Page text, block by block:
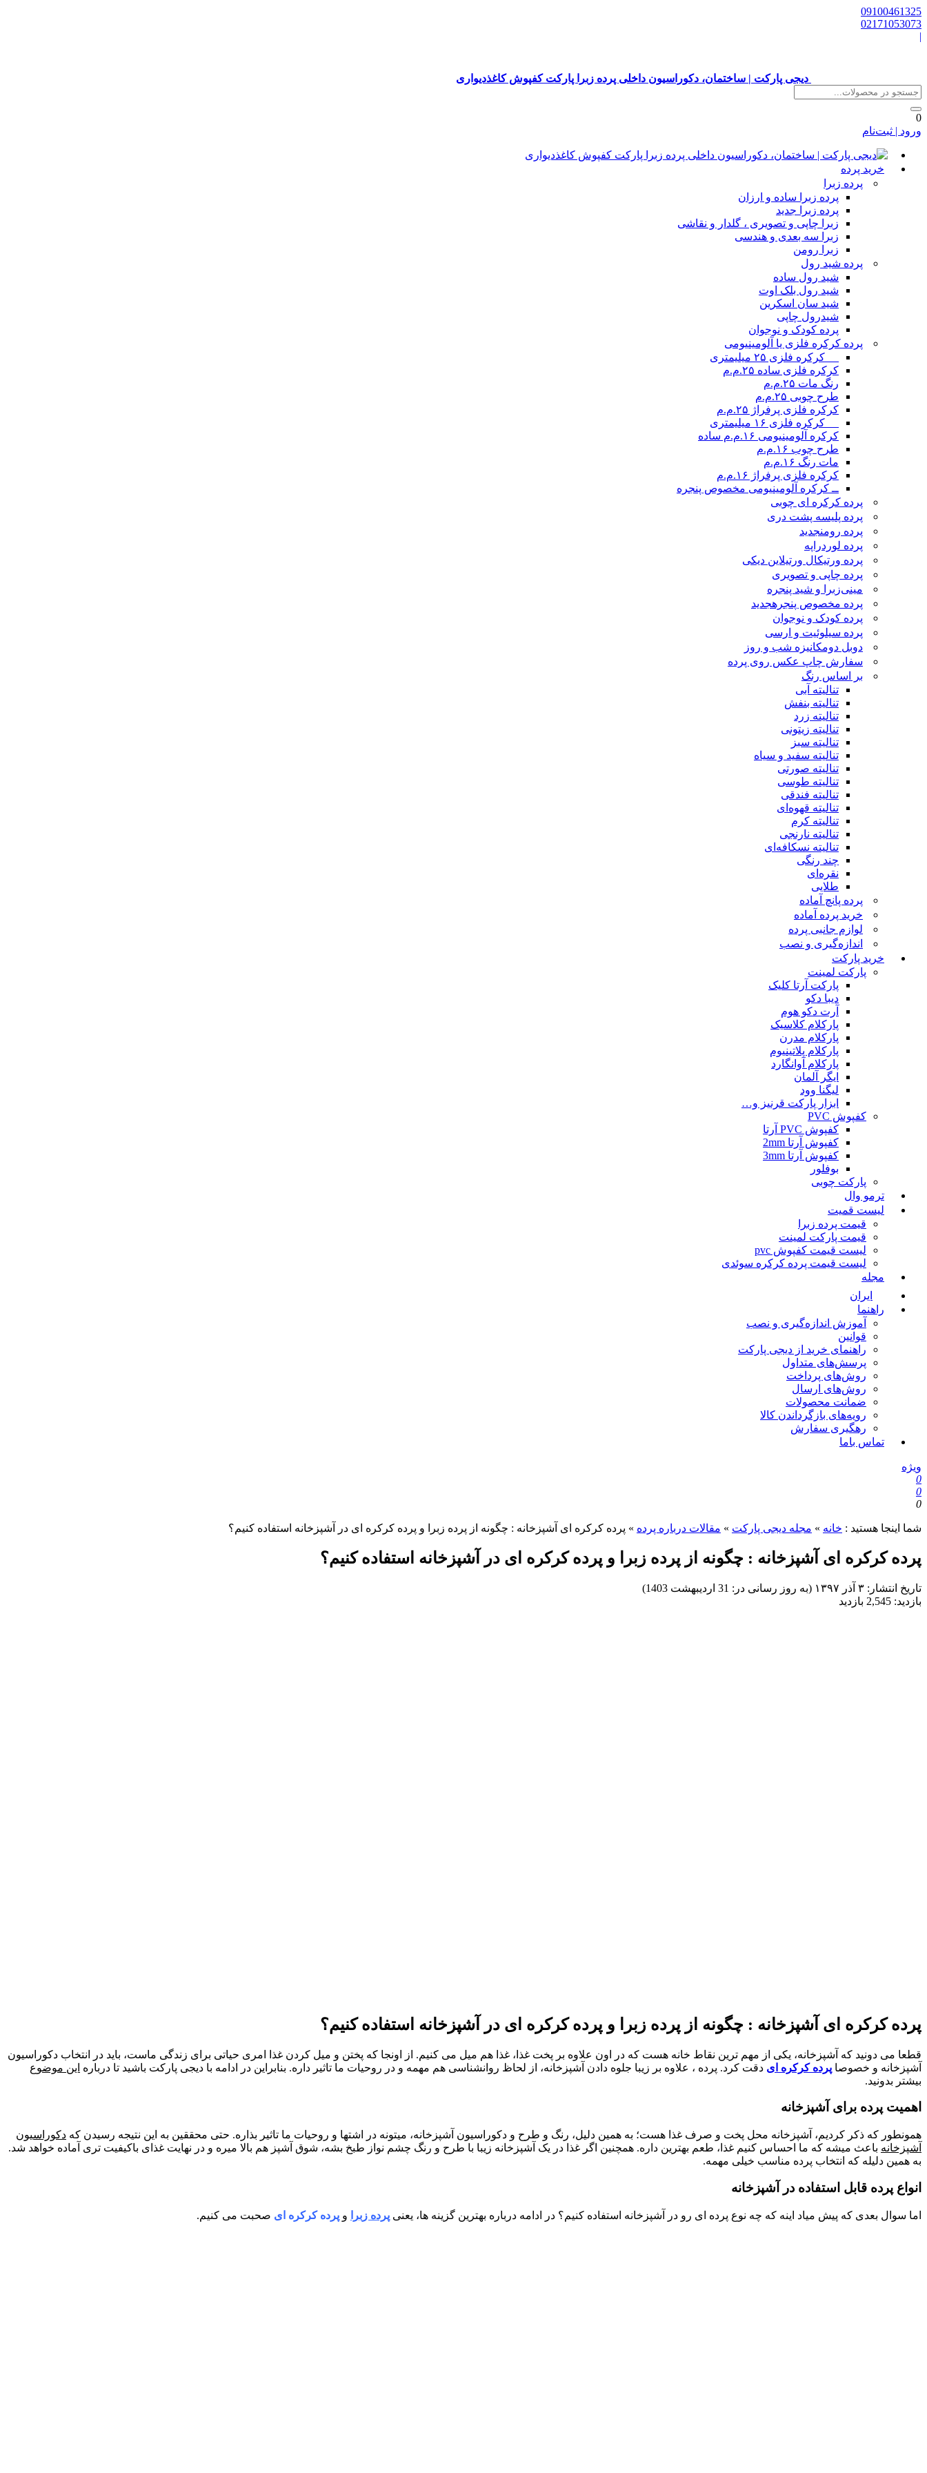
09100461325
02171053073
|
دیجی پارکت | ساختمان، دکوراسیون داخلی پرده زبرا پارکت کفپوش کاغذدیواری
0
ورود | ثبت‌نام
خرید پرده
پرده زبرا
پرده زبرا ساده و ارزان
پرده زبرا جدید
زبرا چاپی و تصویری ، گلدار و نقاشی
زبرا سه بعدی و هندسی
زبرا رومن
پرده شید رول
شید رول ساده
شید رول بلک اوت
شید سان اسکرین
شیدرول چاپی
پرده کودک و نوجوان
پرده کرکره فلزی یا آلومینیومی
__ کرکره فلزی ۲۵ میلیمتری
کرکره فلزی ساده ۲۵.م.م
رنگ مات ۲۵.م.م
طرح چوبی ۲۵.م.م
کرکره فلزی پرفراژ ۲۵.م.م
__ کرکره فلزی ۱۶ میلیمتری
کرکره آلومینیومی ۱۶.م.م ساده
طرح چوب ۱۶.م.م
مات رنگ ۱۶.م.م
کرکره فلزی پرفراژ ۱۶.م.م
ــ کرکره آلومینیومی مخصوص پنجره
پرده کرکره ای چوبی
پرده پلیسه پشت دری
پرده رومنجدید
پرده لوردراپه
پرده ورتیکال ورتیلاین دیکی
پرده چاپی و تصویری
مینی‌زبرا و شید پنجره
پرده مخصوص پنجرهجدید
پرده کودک و نوجوان
پرده سیلوئیت و ارسی
دوبل دومکانیزه شب و روز
سفارش چاپ عکس روی پرده
بر اساس رنگ
تنالیته آبی
تنالیته بنفش
تنالیته زرد
تنالیته زیتونی
تنالیته سبز
تنالیته سفید و سیاه
تنالیته صورتی
تنالیته طوسی
تنالیته فندقی
تنالیته قهوه‌ای
تنالیته کرم
تنالیته نارنجی
تنالیته نسکافه‌ای
چند رنگی
نقره‌ای
طلایی
پرده پانچ آماده
خرید پرده آماده
لوازم جانبی پرده
اندازه‌گیری و نصب
خرید پارکت
پارکت لمینت
پارکت آرتا کلیک
دیبا دکو
آرت دکو هوم
پارکلام کلاسیک
پارکلام مدرن
پارکلام پلاتینیوم
پارکلام آوانگارد
ایگر آلمان
لیگنا وود
ابزار پارکت قرنیز و…
کفپوش PVC
کفپوش PVC آرتا
کفپوش آرتا 2mm
کفپوش آرتا 3mm
بوفلور
پارکت چوبی
ترمو وال
لیست قمیت
قیمت پرده زبرا
قیمت پارکت لمینت
لیست قیمت کفپوش pvc
لیست قیمت پرده کرکره سوئدی
مجله
ایران
راهنما
آموزش اندازه‌گیری و نصب
قوانین
راهنمای خرید از دیجی پارکت
پرسش‌های متداول
روش‌های پرداخت
روش‌های ارسال
ضمانت محصولات
رویه‌های بازگرداندن کالا
رهگیری سفارش
تماس باما
ویژه
0
0
0
شما اینجا هستید : خانه » مجله دیجی پارکت » مقالات درباره پرده » پرده کرکره ای آشپزخانه : چگونه از پرده زبرا و پرده کرکره ای در آشپزخانه استفاده کنیم؟
پرده کرکره ای آشپزخانه : چگونه از پرده زبرا و پرده کرکره ای در آشپزخانه استفاده کنیم؟
تاریخ انتشار: ۳ آذر ۱۳۹۷ (به روز رسانی در: 31 اردیبهشت 1403)
بازدید: 2,545 بازدید
پرده کرکره ای آشپزخانه : چگونه از پرده زبرا و پرده کرکره ای در آشپزخانه استفاده کنیم؟
قطعا می دونید که آشپزخانه، یکی از مهم ترین نقاط خانه هست که در اون علاوه بر پخت غذا، غذا هم میل می کنیم. از اونجا که پختن و میل کردن غذا امری حیاتی برای زندگی ماست، باید در انتخاب دکوراسیون
آشپزخانه و خصوصا پرده کرکره ای دقت کرد. پرده ، علاوه بر زیبا جلوه دادن آشپزخانه، از لحاظ روانشناسی هم مهمه و در روحیات ما تاثیر داره. بنابراین در ادامه با دیجی پارکت باشید تا درباره این موضوع
بیشتر بدونید.
اهمیت پرده برای آشپزخانه
همونطور که ذکر کردیم، آشپزخانه محل پخت و صرف غذا هست؛ به همین دلیل، رنگ و طرح و دکوراسیون آشپزخانه، میتونه در اشتها و روحیات ما تاثیر بذاره. حتی محققین به این نتیجه رسیدن که دکوراسیون
آشپزخانه باعث میشه که ما احساس کنیم غذا، طعم بهترین داره. همچنین اگر غذا در یک آشپزخانه زیبا با طرح و رنگ چشم نواز طبخ بشه، شوق آشپز هم بالا میره و در نهایت غذای باکیفیت تری آماده خواهد شد.
به همین دلیله که انتخاب پرده مناسب خیلی مهمه.
انواع پرده قابل استفاده در آشپزخانه
اما سوال بعدی که پیش میاد اینه که چه نوع پرده ای رو در آشپزخانه استفاده کنیم؟ در ادامه درباره بهترین گزینه ها، یعنی پرده زبرا و پرده کرکره ای صحبت می کنیم.